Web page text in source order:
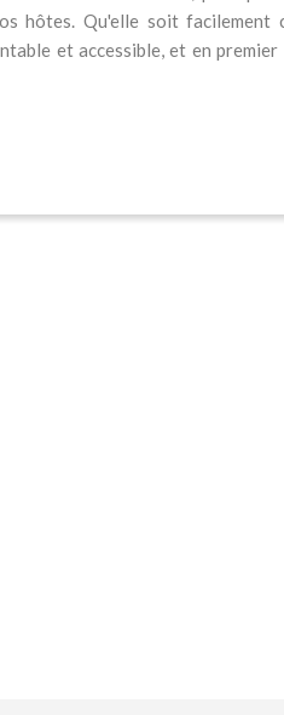
hôtes. Qu'elle soit facilement
et accessible, et en